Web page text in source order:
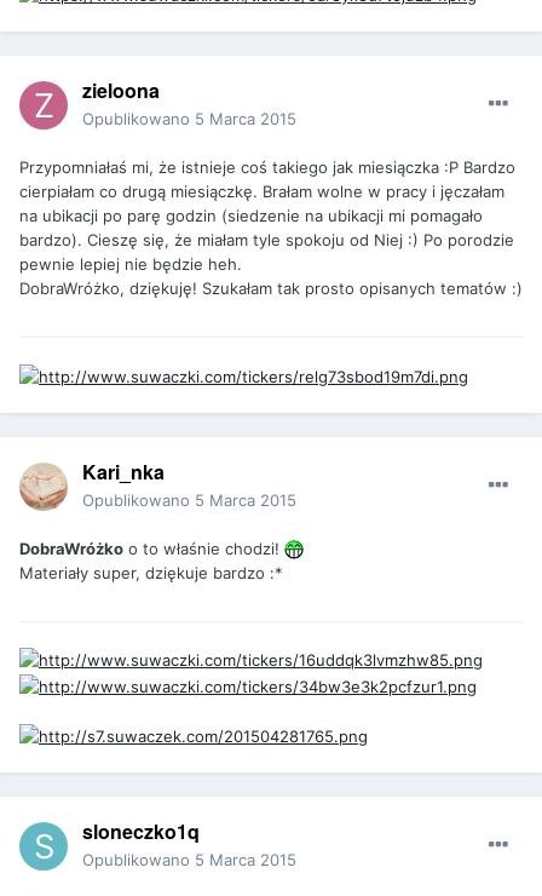
zieloona
Opublikowano 5 Marca 2015
Przypomniałaś mi, że istnieje coś takiego jak miesiączka :P Bardzo
cierpiałam co drugą miesiączkę. Brałam wolne w pracy i jęczałam
na ubikacji po parę godzin (siedzenie na ubikacji mi pomagało
bardzo). Cieszę się, że miałam tyle spokoju od Niej :) Po porodzie
pewnie lepiej nie będzie heh.
DobraWróżko, dziękuję! Szukałam tak prosto opisanych tematów :)
Kari_nka
Opublikowano 5 Marca 2015
DobraWróżko o to właśnie chodzi!
Materiały super, dziękuje bardzo :*
sloneczko1q
Opublikowano 5 Marca 2015